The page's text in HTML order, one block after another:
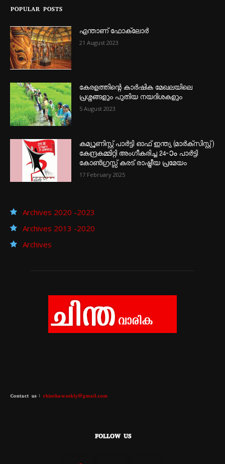
POPULAR POSTS
എന്താണ്‌ ഫോക്‌ലോർ
21 August 2023
കേരളത്തിന്റെ കാർഷിക മേഖലയിലെ
പ്രശ്നങ്ങളും പുതിയ നയദിശകളും
5 August 2023
കമ്യൂണിസ്റ്റ് പാർട്ടി ഓഫ് ഇന്ത്യ (മാർക്സിസ്റ്റ്)
കേന്ദ്രകമ്മിറ്റി അംഗീകരിച്ച 24‐ാം പാർട്ടി
കോൺഗ്രസ്സ് കരട് രാഷ്ട്രീയ പ്രമേയം
17 February 2025
Archives 2020 -2023
Archives 2013 -2020
Archives
Contact us : chinthaweekly@gmail.com
FOLLOW US